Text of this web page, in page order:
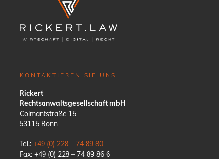
KONTAKTIEREN SIE UNS
Rickert
Rechtsanwaltsgesellschaft mbH
Colmantstraße 15
53115 Bonn
Tel.: +49 (0) 228 – 74 89 80
Fax: +49 (0) 228 – 74 89 86 6